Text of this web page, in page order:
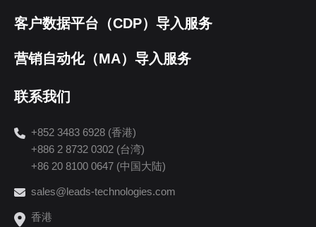
客户数据平台（CDP）导入服务
营销自动化（MA）导入服务
联系我们
+852 3483 6928 (香港)
+886 2 8732 0302 (台湾)
+86 20 8100 0647 (中国大陆)
sales@leads-technologies.com
香港